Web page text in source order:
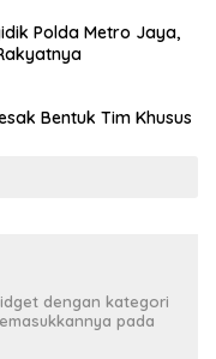
Polda Metro Jaya,
Bentuk Tim Khusus
dengan kategori
pada